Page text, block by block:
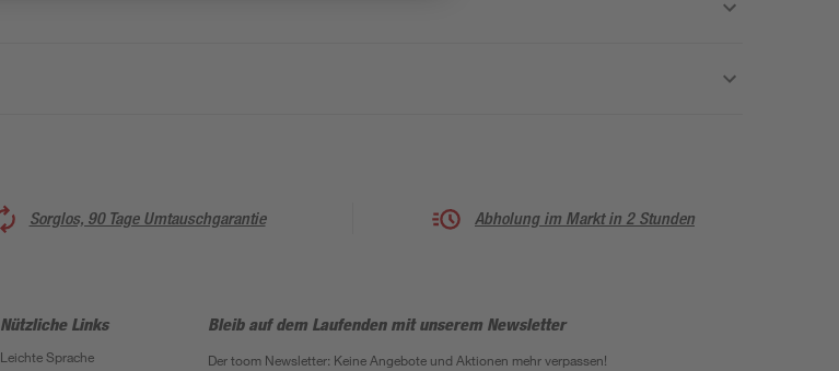
Sorglos, 90 Tage Umtauschgarantie Abholung im Markt in 2 Stunden
Nützliche Links
Leichte Sprache
Bleib auf dem Laufenden mit unserem Newsletter
Der toom Newsletter: Keine Angebote und Aktionen mehr verpassen!